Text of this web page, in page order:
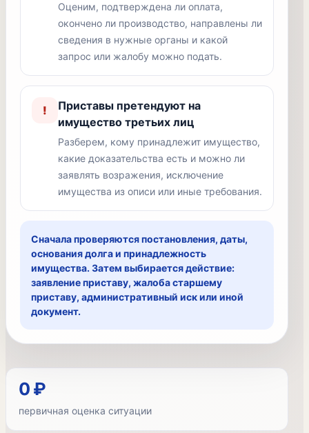
Оценим, подтверждена ли оплата,
окончено ли производство, направлены ли
сведения в нужные органы и какой
запрос или жалобу можно подать.
!
Приставы претендуют на
имущество третьих лиц
Разберем, кому принадлежит имущество,
какие доказательства есть и можно ли
заявлять возражения, исключение
имущества из описи или иные требования.
Сначала проверяются постановления, даты,
основания долга и принадлежность
имущества. Затем выбирается действие:
заявление приставу, жалоба старшему
приставу, административный иск или иной
документ.
0 ₽
первичная оценка ситуации